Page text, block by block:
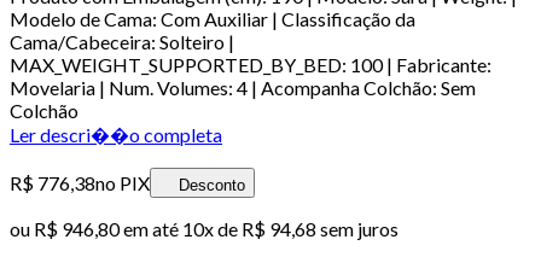
Modelo de Cama: Com Auxiliar | Classificação da
Cama/Cabeceira: Solteiro |
MAX_WEIGHT_SUPPORTED_BY_BED: 100 | Fabricante:
Movelaria | Num. Volumes: 4 | Acompanha Colchão: Sem
Colchão
Ler descri��o completa
R$ 776,38no PIX Desconto
ou R$ 946,80em até 10x de R$ 94,68 sem juros